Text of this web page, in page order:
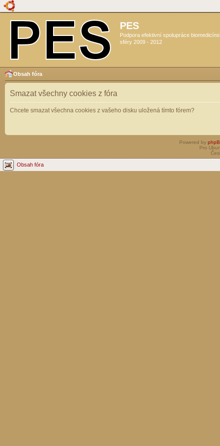
PES
Podpora efektivní spolupráce
sféry 2009 - 2012
Obsah fóra
Smazat všechny cookies z fóra
Chcete smazat všechna cookies z vašeho disku uložená tímto fórem?
Powered by
Pro
Obsah fóra